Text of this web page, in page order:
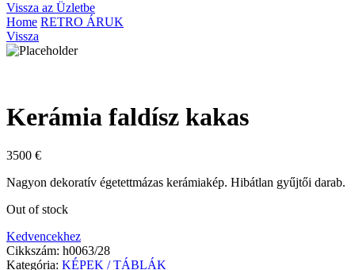
Vissza az Üzletbe
Home RETRO ÁRUK
Vissza
Kerámia faldísz kakas
3500 €
Nagyon dekoratív égetettmázas kerámiakép. Hibátlan gyűjtői darab.
Out of stock
Kedvencekhez
Cikkszám: h0063/28
Kategória: KÉPEK / TÁBLÁK